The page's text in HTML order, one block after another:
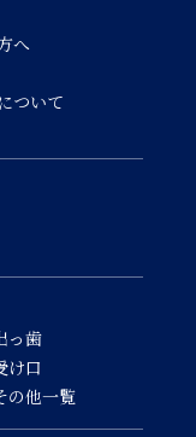
へ
ついて
っ歯
け口
の他一覧